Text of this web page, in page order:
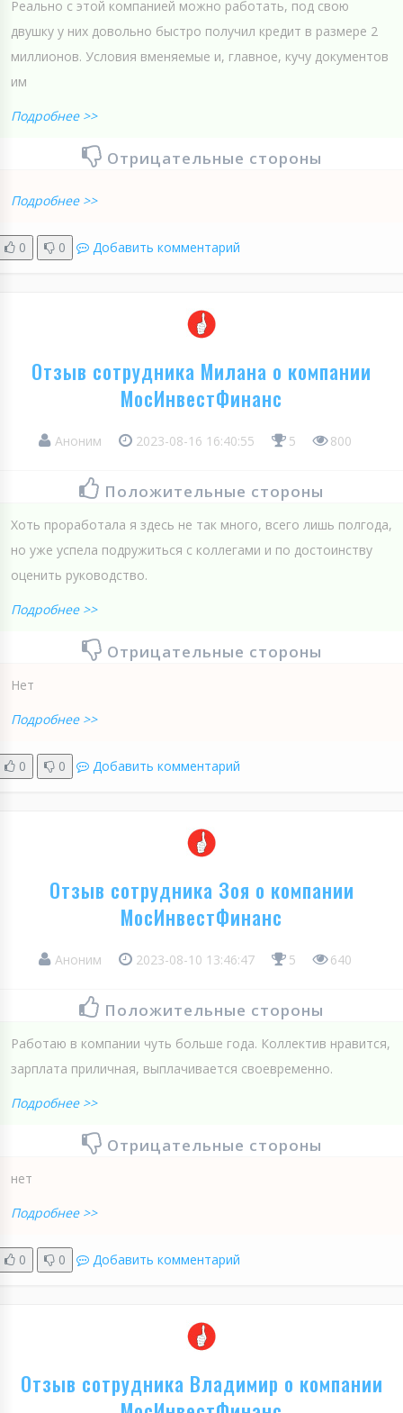
Реально с этой компанией можно работать, под свою
двушку у них довольно быстро получил кредит в размере 2
миллионов. Условия вменяемые и, главное, кучу документов
им
Подробнее >>
Отрицательные стороны
Подробнее >>
0 0 Добавить комментарий
Отзыв сотрудника Милана о компании
МосИнвестФинанс
Аноним 2023-08-16 16:40:55 5 800
Положительные стороны
Хоть проработала я здесь не так много, всего лишь полгода,
но уже успела подружиться с коллегами и по достоинству
оценить руководство.
Подробнее >>
Отрицательные стороны
Нет
Подробнее >>
0 0 Добавить комментарий
Отзыв сотрудника Зоя о компании
МосИнвестФинанс
Аноним 2023-08-10 13:46:47 5 640
Положительные стороны
Работаю в компании чуть больше года. Коллектив нравится,
зарплата приличная, выплачивается своевременно.
Подробнее >>
Отрицательные стороны
нет
Подробнее >>
0 0 Добавить комментарий
Отзыв сотрудника Владимир о компании